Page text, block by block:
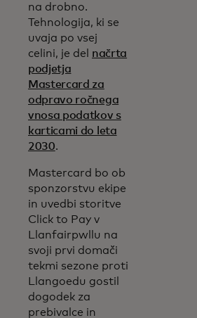
na drobno.
Tehnologija, ki se
uvaja po vsej
celini, je del načrta
podjetja
Mastercard za
odpravo ročnega
vnosa podatkov s
karticami do leta
2030.
Mastercard bo ob
sponzorstvu ekipe
in uvedbi storitve
Click to Pay v
Llanfairpwllu na
svoji prvi domači
tekmi sezone proti
Llangoedu gostil
dogodek za
prebivalce in